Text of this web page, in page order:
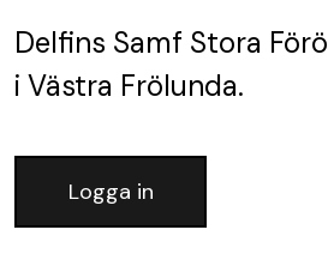
Delfins Samf Stora Förö
i Västra Frölunda.
Logga in